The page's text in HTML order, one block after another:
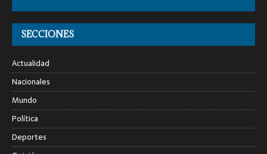
SECCIONES
Actualidad
Nacionales
Mundo
Política
Deportes